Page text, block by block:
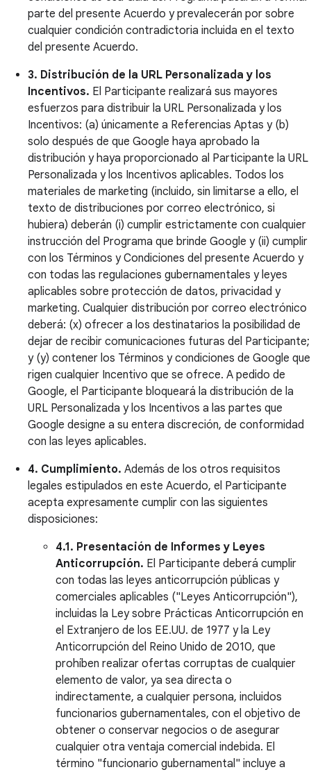
parte del presente Acuerdo y prevalecerán por sobre
cualquier condición contradictoria incluida en el texto
del presente Acuerdo.
3. Distribución de la URL Personalizada y los
Incentivos. El Participante realizará sus mayores
esfuerzos para distribuir la URL Personalizada y los
Incentivos: (a) únicamente a Referencias Aptas y (b)
solo después de que Google haya aprobado la
distribución y haya proporcionado al Participante la URL
Personalizada y los Incentivos aplicables. Todos los
materiales de marketing (incluido, sin limitarse a ello, el
texto de distribuciones por correo electrónico, si
hubiera) deberán (i) cumplir estrictamente con cualquier
instrucción del Programa que brinde Google y (ii) cumplir
con los Términos y Condiciones del presente Acuerdo y
con todas las regulaciones gubernamentales y leyes
aplicables sobre protección de datos, privacidad y
marketing. Cualquier distribución por correo electrónico
deberá: (x) ofrecer a los destinatarios la posibilidad de
dejar de recibir comunicaciones futuras del Participante;
y (y) contener los Términos y condiciones de Google que
rigen cualquier Incentivo que se ofrece. A pedido de
Google, el Participante bloqueará la distribución de la
URL Personalizada y los Incentivos a las partes que
Google designe a su entera discreción, de conformidad
con las leyes aplicables.
4. Cumplimiento. Además de los otros requisitos
legales estipulados en este Acuerdo, el Participante
acepta expresamente cumplir con las siguientes
disposiciones:
4.1. Presentación de Informes y Leyes
Anticorrupción. El Participante deberá cumplir
con todas las leyes anticorrupción públicas y
comerciales aplicables ("Leyes Anticorrupción"),
incluidas la Ley sobre Prácticas Anticorrupción en
el Extranjero de los EE.UU. de 1977 y la Ley
Anticorrupción del Reino Unido de 2010, que
prohíben realizar ofertas corruptas de cualquier
elemento de valor, ya sea directa o
indirectamente, a cualquier persona, incluidos
funcionarios gubernamentales, con el objetivo de
obtener o conservar negocios o de asegurar
cualquier otra ventaja comercial indebida. El
término "funcionario gubernamental" incluye a